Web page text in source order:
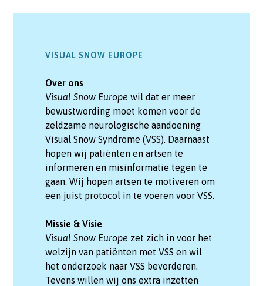
VISUAL SNOW EUROPE
Over ons
Visual Snow Europe wil dat er meer
bewustwording moet komen voor de
zeldzame neurologische aandoening
Visual Snow Syndrome (VSS). Daarnaast
hopen wij patiënten en artsen te
informeren en misinformatie tegen te
gaan. Wij hopen artsen te motiveren om
een juist protocol in te voeren voor VSS.
Missie & Visie
Visual Snow Europe zet zich in voor het
welzijn van patiënten met VSS en wil
het onderzoek naar VSS bevorderen.
Tevens willen wij ons extra inzetten